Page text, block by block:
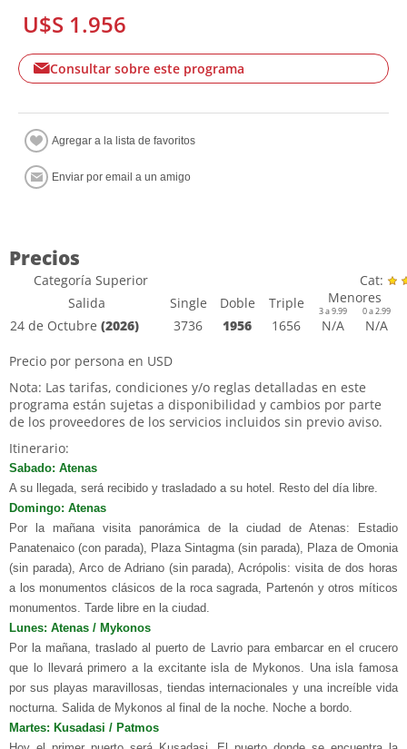
U$S 1.956
Consultar sobre este programa
Precios
Categoría Superior
Cat:
Salida
Single Doble Triple Menores
3 a 9.99 0 a 2.99
24 de Octubre (2026) 3736 1956 1656 N/A N/A
Precio por persona en USD
Nota: Las tarifas, condiciones y/o reglas detalladas en este
programa están sujetas a disponibilidad y cambios por parte
de los proveedores de los servicios incluidos sin previo aviso.
Itinerario:
Sabado: Atenas
A su llegada, será recibido y trasladado a su hotel. Resto del día libre.
Domingo: Atenas
Por la mañana visita panorámica de la ciudad de Atenas: Estadio
Panatenaico (con parada), Plaza Sintagma (sin parada), Plaza de Omonia
(sin parada), Arco de Adriano (sin parada), Acrópolis: visita de dos horas
a los monumentos clásicos de la roca sagrada, Partenón y otros míticos
monumentos. Tarde libre en la ciudad.
Lunes: Atenas / Mykonos
Por la mañana, traslado al puerto de Lavrio para embarcar en el crucero
que lo llevará primero a la excitante isla de Mykonos. Una isla famosa
por sus playas maravillosas, tiendas internacionales y una increíble vida
nocturna. Salida de Mykonos al final de la noche. Noche a bordo.
Martes: Kusadasi / Patmos